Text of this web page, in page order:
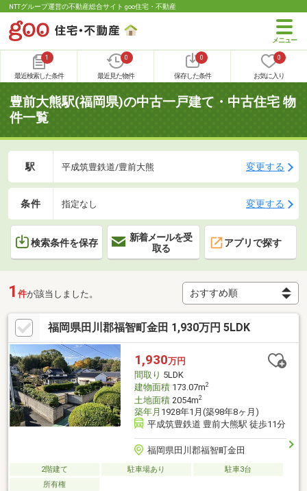
NTTグループ運営の不動産総合サイト goo住宅・不動産
1
最近検索した条件
0
最近見た物件
0
保存した条件
0
お気に入り
豊前大熊駅(福岡県)の中古一戸建て・中古住宅 物
件一覧
駅 平成筑豊鉄道/豊前大熊 変更する
条件 指定なし 変更する
検索条件を保存
新着メールを受
取る
アプリで探す
1 件が該当しました。
福岡県田川郡福智町金田 1,930万円 5LDK
1,930万円
間取り 5LDK
建物面積173.07m2
土地面積2054m2
築年月 1928年1月(築98年8ヶ月)
平成筑豊鉄道 豊前大熊駅 徒歩11分
福岡県田川郡福智町金田
2階建て 駐車場あり
駐車3台
所有権